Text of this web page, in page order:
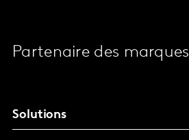
Partenaire des marques
Solutions